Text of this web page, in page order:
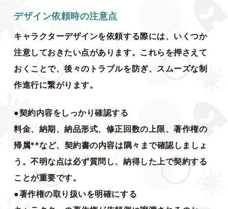
デザイン依頼時の注意点
キャラクターデザインを依頼する際には、いくつか
注意しておきたい点があります。これらを押さえて
おくことで、後々のトラブルを防ぎ、スムーズな制
作進行に繋がります。
●契約内容をしっかり確認する
料金、納期、納品形式、修正回数の上限、著作権の
帰属**など、契約書の内容は隅々まで確認しましょ
う。不明な点は必ず質問し、納得した上で契約する
ことが重要です。
●著作権の取り扱いを明確にする